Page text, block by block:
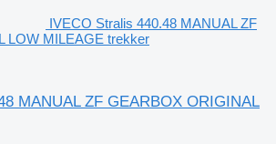
IVECO Stralis 440.48 MANUAL ZF
LOW MILEAGE trekker
MANUAL ZF GEARBOX ORIGINAL